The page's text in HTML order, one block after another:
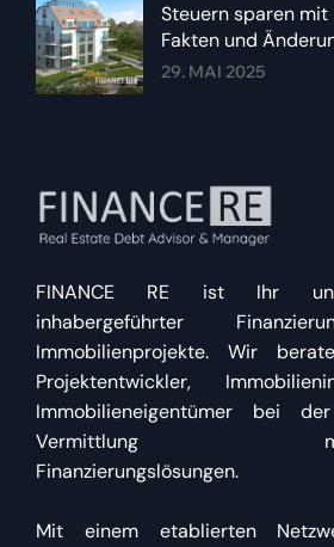
Steuern sparen
Fakten und
29. MAI 2025
FINANCE RE ist Ihr
inhabergeführter
Immobilienprojekte. Wir
Projektentwickler,
Immobilieneigentümer bei
Vermittlung
Finanzierungslösungen.
Mit einem etablierten